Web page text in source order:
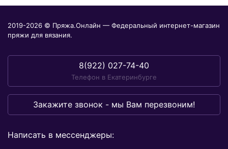
2019-2026 © Пряжа.Онлайн — Федеральный интернет-магазин
пряжи для вязания.
8(922) 027-74-40
Телефон в Екатеринбурге
Закажите звонок - мы Вам перезвоним!
Написать в мессенджеры: